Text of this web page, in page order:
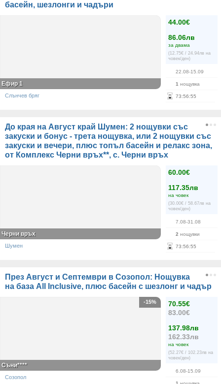
басейн, шезлонги и чадъри
44.00€
86.06лв
за двама
(12.75€ / 24.94лв на
човек/ден)
22.08-15.09
1 нощувка
73:56:55
Ефир 1
Слънчев бряг
До края на Август край Шумен: 2 нощувки със
закуски и бонус - трета нощувка, или 2 нощувки със
закуски и вечери, плюс топъл басейн и релакс зона,
от Комплекс Черни връх**, с. Черни връх
60.00€
117.35лв
на човек
(30.00€ / 58.67лв на
човек/ден)
7.08-31.08
2 нощувки
73:56:55
Черни връх
Шумен
През Август и Септември в Созопол: Нощувка
на база All Inclusive, плюс басейн с шезлонг и чадър
70.55€
83.00€
137.98лв
162.33лв
на човек
(52.27€ / 102.23лв на
човек/ден)
6.08-15.09
-15%
Съни****
Созопол